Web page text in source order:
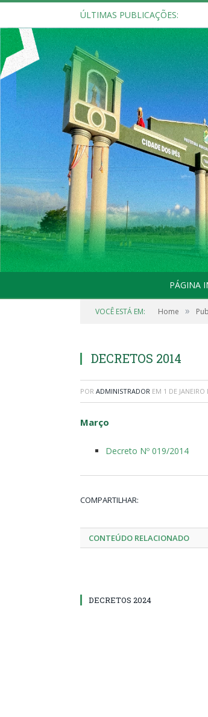
ÚLTIMAS PUBLICAÇÕES:
PÁGINA
VOCÊ ESTÁ EM: Home »
DECRETOS 2014
POR ADMINISTRADOR EM 1 DE JANEIRO
Março
Decreto Nº 019/2014
COMPARTILHAR:
CONTEÚDO RELACIONADO
DECRETOS 2024